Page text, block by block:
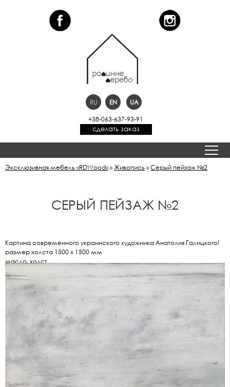
RU EN
UA
+38-063-637-93-91
сделать заказ
Эксклюзивная мебель «RDWood»»Живопись»Серый пейзаж №2
СЕРЫЙ ПЕЙЗАЖ №2
Картина современного украинского художника Анатолия Галицкого!
размер холста 1500 х 1500 мм
масло, холст